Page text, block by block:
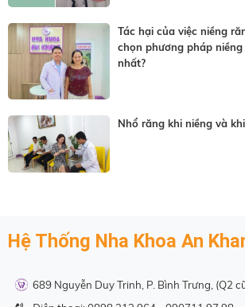
Tác hại của việc niềng
chọn phương pháp
nhất?
Nhổ răng khi niềng và
Hệ Thống Nha Khoa An
689 Nguyễn Duy Trinh, P. Bình Trưng, (Q2